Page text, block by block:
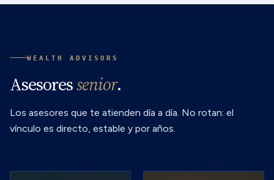
WEALTH ADVISORS
Asesoressenior.
Los asesores que te atienden día a día. No rotan: el
vínculo es directo, estable y por años.